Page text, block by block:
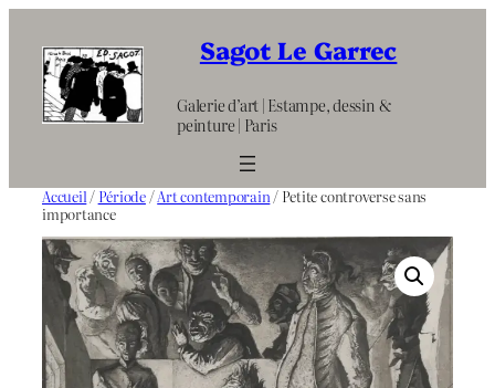
contenu
Sagot Le Garrec
Galerie d’art | Estampe, dessin &
peinture | Paris
Accueil / Période/Art contemporain / Petite controverse sans
importance